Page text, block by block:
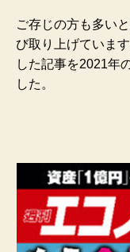
ご存じの方も多い
び取り上げていま
した記事を2021年
した。